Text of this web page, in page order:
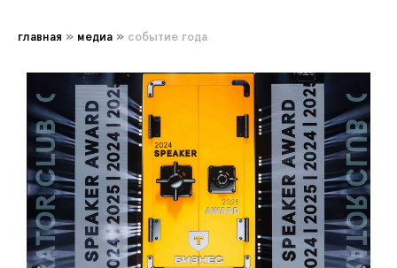
главная » медиа » событие года